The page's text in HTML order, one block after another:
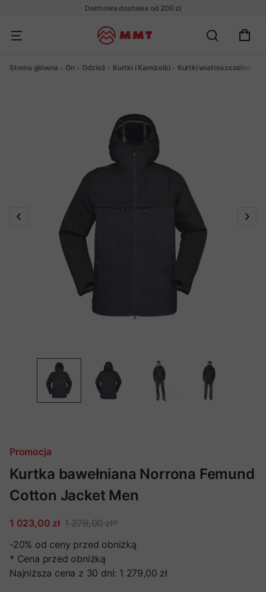
Darmowa dostawa od 200 zł
Strona główna On Odzież Kurtki i Kamizelki Kurtki wiatroszczelne
Promocja
Kurtka bawełniana Norrona Femund
Cotton Jacket Men
1 023,00 zł 1 279,00 zł*
-20% od ceny przed obniżką
* Cena przed obniżką
Najniższa cena z 30 dni: 1 279,00 zł